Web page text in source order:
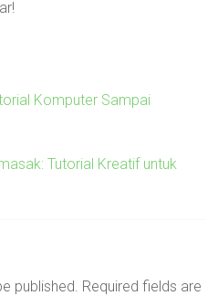
Komputer Sampai
Tutorial Kreatif untuk
published. Required fields are